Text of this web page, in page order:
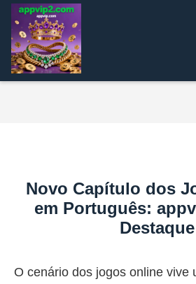
Novo Capítulo dos
em Português:
Destaque
O cenário dos jogos online vive